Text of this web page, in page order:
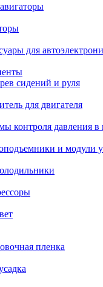
для
сидений и руля
для двигателя
контроля давления
и модули
пленка